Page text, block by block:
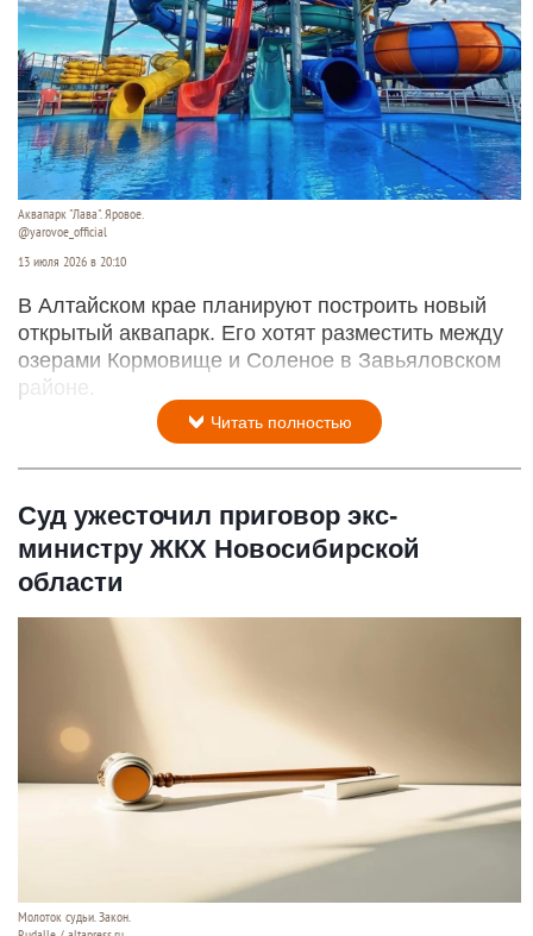
Аквапарк "Лава". Яровое.
@yarovoe_official
13 июля 2026 в 20:10
В Алтайском крае планируют построить новый
открытый аквапарк. Его хотят разместить между
озерами Кормовище и Соленое в Завьяловском
районе.
Читать полностью
Суд ужесточил приговор экс-
министру ЖКХ Новосибирской
области
Молоток судьи. Закон.